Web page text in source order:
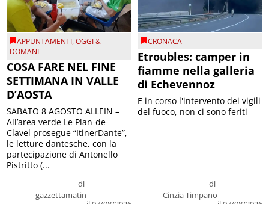
APPUNTAMENTI,OGGI &
DOMANI
COSA FARE NEL FINE
SETTIMANA IN VALLE
D’AOSTA
di
gazzettamatin
SABATO 8 AGOSTO ALLEIN –
All’area verde Le Plan-de-
Clavel prosegue “ItinerDante”,
le letture dantesche, con la
partecipazione di Antonello
Pistritto (...
CRONACA
Etroubles: camper in
fiamme nella galleria
di Echevennoz
di
Cinzia Timpano
E in corso l'intervento dei vigili
del fuoco, non ci sono feriti